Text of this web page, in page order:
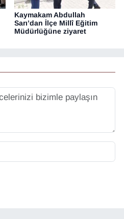
Kaymakam Abdullah
Sarı’dan İlçe Millî Eğitim
Müdürlüğüne ziyaret